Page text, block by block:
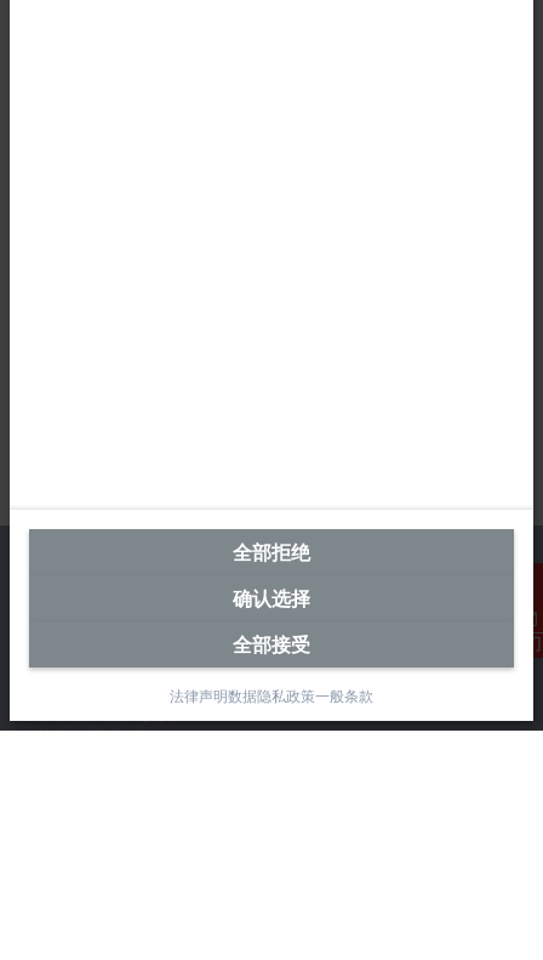
联系我们
毕孚自动化设备贸易(上海)有限公司
市北智汇园4号楼
静安区汶水路 299 弄 9-10 号
全部拒绝
确认选择
全部接受
法律声明数据隐私政策一般条款